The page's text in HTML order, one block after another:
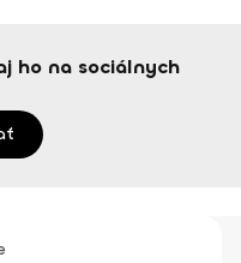
ho na sociálnych